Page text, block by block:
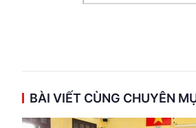
BÀI VIẾT CÙNG CHUYÊN